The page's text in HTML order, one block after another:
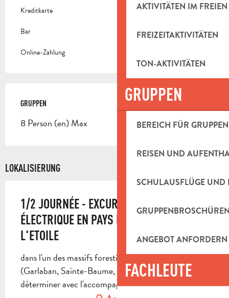
AKTIVITÄTEN IM FREIEN
FREIZEITAKTIVITÄTEN
TON-AKTIVITÄTEN
GRUPPEN
BEREICH FÜR GRUPPEN
REISEN UND
SCHULAUSFLÜGE UND
ANGEBOT ANFORDERN
FACHLEUTE
Kreditkarte
Bar
Online-Zahlung
GRUPPEN
GRUPPEN
8 Person (en) Max
LOKALISIERUNG
1/2 JOURNÉE - EXCURSION EN VTT
ÉLECTRIQUE EN PAYS D'AUBAGNE ET DE
L'ETOILE
dans l'un des massifs forestiers du Pays d'Aubagne
(Garlaban, Sainte-Baume, Etoile ou Regagnas) à
déterminer avec l'accompagnateur, 13400 Aubagne